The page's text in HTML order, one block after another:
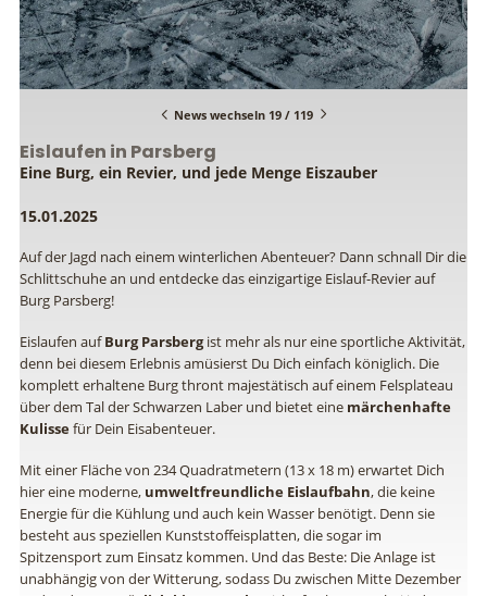
News wechseln 19 / 119
Eislaufen in Parsberg
Eine Burg, ein Revier, und jede Menge Eiszauber
15.01.2025
Auf der Jagd nach einem winterlichen Abenteuer? Dann schnall Dir die
Schlittschuhe an und entdecke das einzigartige Eislauf-Revier auf
Burg Parsberg!
Eislaufen aufBurg Parsbergist mehr als nur eine sportliche Aktivität,
denn bei diesem Erlebnis amüsierst Du Dich einfach königlich. Die
komplett erhaltene Burg thront majestätisch auf einem Felsplateau
über dem Tal der Schwarzen Laber und bietet eine märchenhafte
Kulissefür Dein Eisabenteuer.
Mit einer Fläche von 234 Quadratmetern (13 x 18 m) erwartet Dich
hier eine moderne, umweltfreundliche Eislaufbahn, die keine
Energie für die Kühlung und auch kein Wasser benötigt. Denn sie
besteht aus speziellen Kunststoffeisplatten, die sogar im
Spitzensport zum Einsatz kommen. Und das Beste: Die Anlage ist
unabhängig von der Witterung, sodass Du zwischen Mitte Dezember